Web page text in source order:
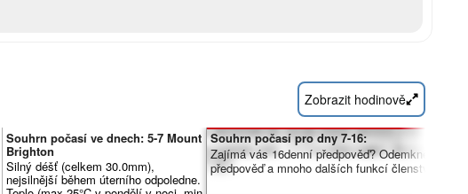
Zobrazit hodinově
Souhrn počasí ve dnech: 5-7 Mount
Brighton
Silný déšť (celkem 30.0mm),
nejsilnější během úterního odpoledne.
Souhrn počasí pro dny 7-16:
Zajímá vás 16denní předpověď? Odemkněte
předpověď a mnoho dalších funkcí členstvím Pro.